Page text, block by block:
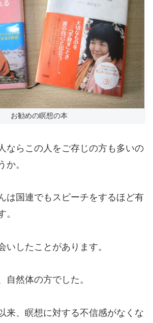
お勧めの瞑想の本
ならこの人をご存じの方も多いの
か。
は国連でもスピーチをするほど有
。
いしたことがあります。
自然体の方でした。
来、瞑想に対する不信感がなくな